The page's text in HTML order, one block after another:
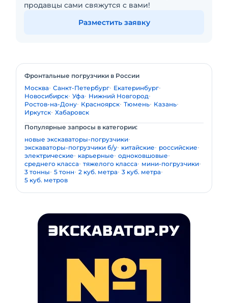
продавцы сами свяжутся с вами!
Разместить заявку
Фронтальные погрузчики в России
Москва Санкт-Петербург Екатеринбург
Новосибирск Уфа Нижний Новгород
Ростов-на-Дону Красноярск Тюмень Казань
Иркутск Хабаровск
Популярные запросы в категории:
новые экскаваторы-погрузчики
экскаваторы-погрузчики б/у китайские
российские
электрические
карьерные одноковшовые
среднего класса тяжелого класса мини-погрузчики
3 тонны 5 тонн 2 куб. метра 3 куб. метра
5 куб. метров